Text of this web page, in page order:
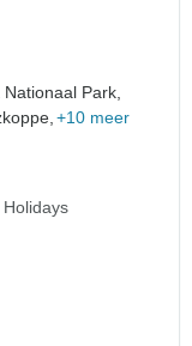
Nationaal Park,
+10 meer